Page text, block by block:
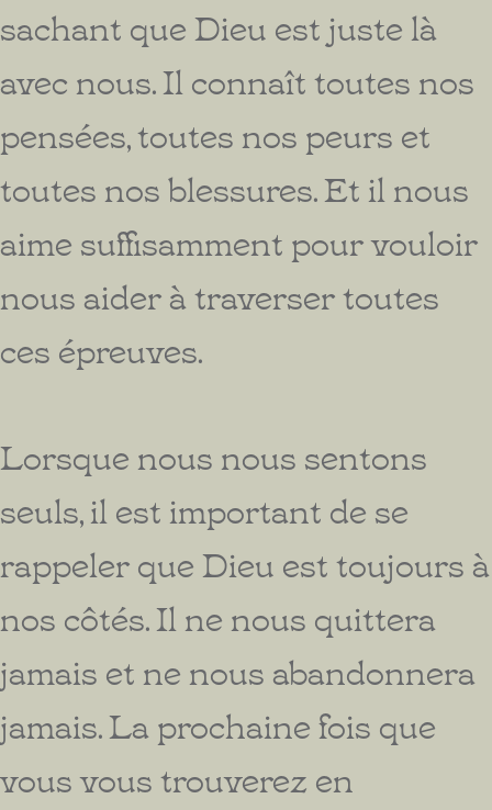
sachant que Dieu est juste là
avec nous. Il connaît toutes nos
pensées, toutes nos peurs et
toutes nos blessures. Et il nous
aime suffisamment pour vouloir
nous aider à traverser toutes
ces épreuves.
Lorsque nous nous sentons
seuls, il est important de se
rappeler que Dieu est toujours à
nos côtés. Il ne nous quittera
jamais et ne nous abandonnera
jamais. La prochaine fois que
vous vous trouverez en